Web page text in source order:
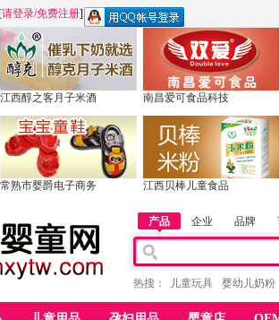
请登录/免费注册]
江西醇之客月子米酒 南昌爱可食品科技
常熟市婴爵电子商务 江西贝棒儿童食品
产品 企业 品牌
热搜： 儿童玩具 婴幼儿奶粉